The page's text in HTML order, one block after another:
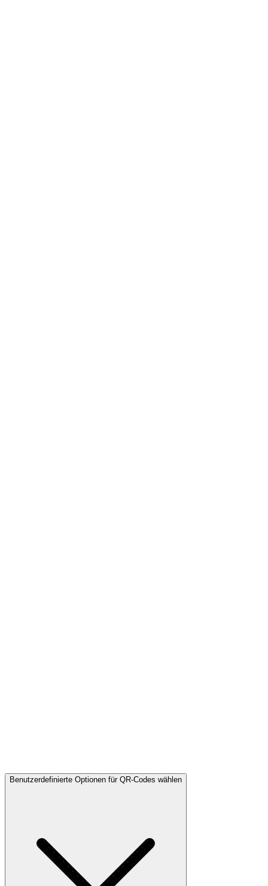
Benutzerdefinierte Optionen für QR-Codes wählen